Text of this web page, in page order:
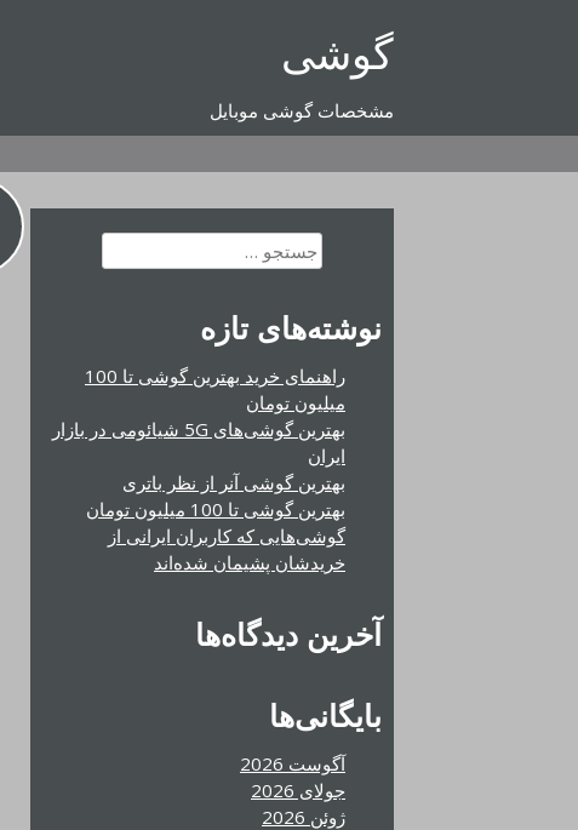
گوشی
مشخصات گوشی موبایل
جستجو
برای:
نوشته‌های تازه
راهنمای خرید بهترین گوشی تا 100
میلیون تومان
بهترین گوشی‌های 5G شیائومی در بازار
ایران
بهترین گوشی آنر از نظر باتری
بهترین گوشی تا 100 میلیون تومان
گوشی‌هایی که کاربران ایرانی از
خریدشان پشیمان شده‌اند
آخرین دیدگاه‌ها
بایگانی‌ها
آگوست 2026
جولای 2026
ژوئن 2026